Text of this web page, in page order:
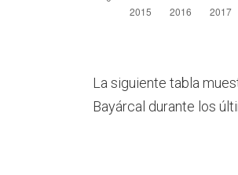
La siguiente tabla
Bayárcal durante los